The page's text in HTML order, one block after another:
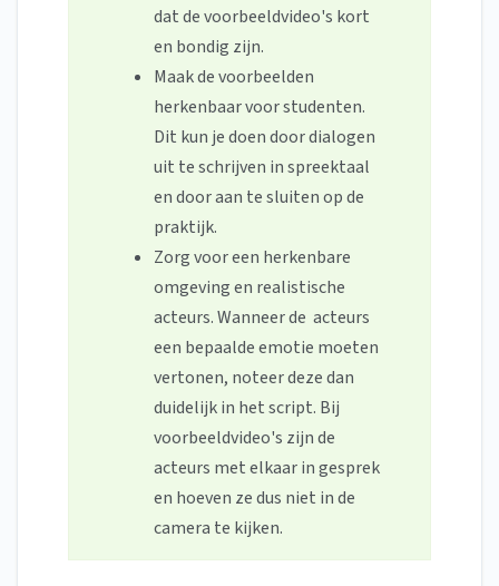
dat de voorbeeldvideo's kort
en bondig zijn.
Maak de voorbeelden
herkenbaar voor studenten.
Dit kun je doen door dialogen
uit te schrijven in spreektaal
en door aan te sluiten op de
praktijk.
Zorg voor een herkenbare
omgeving en realistische
acteurs. Wanneer de acteurs
een bepaalde emotie moeten
vertonen, noteer deze dan
duidelijk in het script. Bij
voorbeeldvideo's zijn de
acteurs met elkaar in gesprek
en hoeven ze dus niet in de
camera te kijken.